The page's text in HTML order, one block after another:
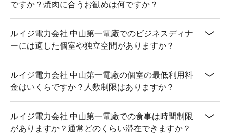
ですか？焼肉に合うお勧めは何ですか？
ルイジ電力会社 中山第一電廠でのビジネスディナ
ーには適した個室や独立空間がありますか？
ルイジ電力会社 中山第一電廠の個室の最低利用料
金はいくらですか？人数制限はありますか？
ルイジ電力会社 中山第一電廠での食事は時間制限
がありますか？通常どのくらい滞在できますか？